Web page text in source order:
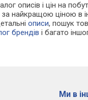
описів і цін на
найкращою ціною в
описи, пошук
брендів і багато
Ми в